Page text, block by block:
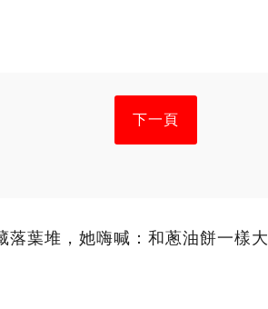
下一頁
落葉堆，她嗨喊：和蔥油餅一樣大